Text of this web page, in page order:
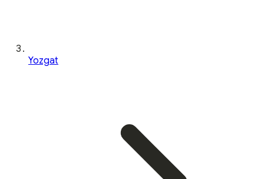
Yozgat